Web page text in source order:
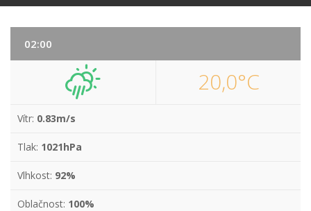
02:00
20,0°C
Vítr: 0.83m/s
Tlak: 1021hPa
Vlhkost: 92%
Oblačnost: 100%